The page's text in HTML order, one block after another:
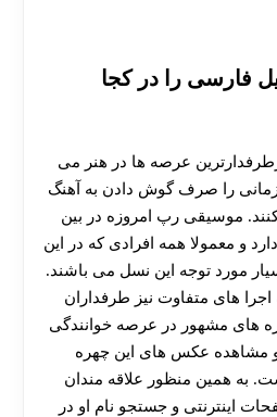
فارسی را در کجا
عرصه ها در هنر می
زمانی را صرف گوش دادن به آهنگ
موسیقی رپ امروزه در بین
و معمولا همه افرادی که در این
مورد توجه این نسل می باشند.
اجرا های متفاوت نیز طرفداران
های مشهور در عرصه خوانندگی
عکس های این چهره
به همین منظور علاقه مندان
اینترنتی و جستجو نام او در